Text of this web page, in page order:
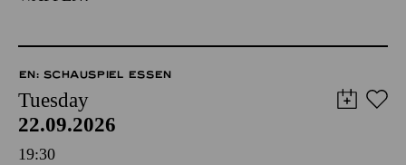
EN: SCHAUSPIEL ESSEN
Tuesday
22.09.2026
19:30